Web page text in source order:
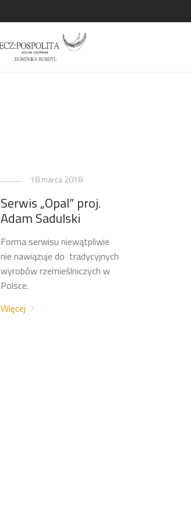
18 marca 2018
Serwis „Opal” proj.
Adam Sadulski
Forma serwisu niewątpliwie
nie nawiązuje do tradycyjnych
wyrobów rzemieślniczych w
Polsce.
Więcej